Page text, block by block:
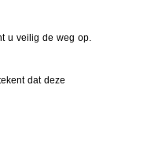
u veilig de weg op.
dat deze